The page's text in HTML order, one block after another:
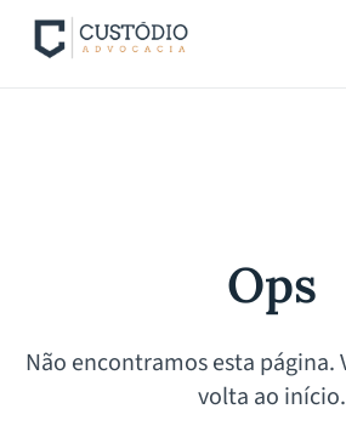
Ops
Não encontramos esta página.
volta ao início.